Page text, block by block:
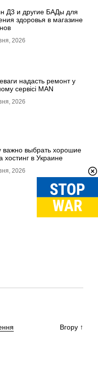
Д3 и другие БАДы для
здоровья в магазине
2026
надасть ремонт у
сервісі MAN
2026
важно выбрать хорошие
хостинг в Украине
2026
Вгору ↑